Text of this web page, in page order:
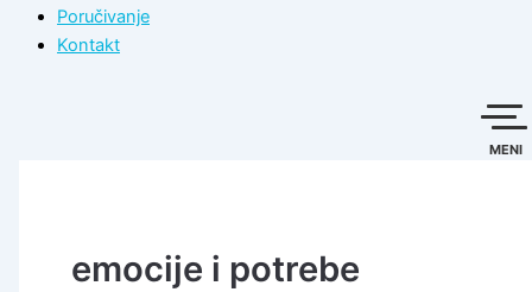
Poručivanje
Kontakt
MENI
emocije i potrebe